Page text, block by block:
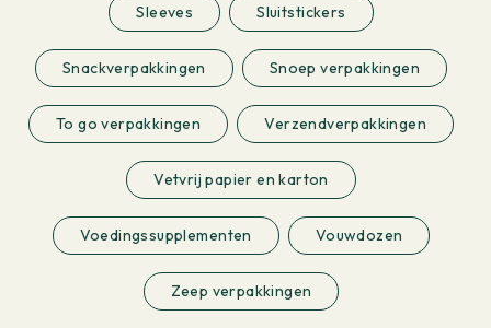
Sleeves Sluitstickers
Snackverpakkingen Snoep verpakkingen
To go verpakkingen Verzendverpakkingen
Vetvrij papier en karton
Voedingssupplementen Vouwdozen
Zeep verpakkingen